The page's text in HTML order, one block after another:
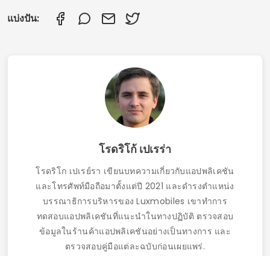
โรดริโก เปเรย์รา เขียนบทความเกี่ยวกับแอปพลิเคชัน
ทดสอบแอปพลิเคชันที่แนะนำในทางปฏิบัติ ตรวจสอบ
ข้อมูลในร้านค้าแอปพลิเคชันอย่างเป็นทางการ และ
ตรวจสอบคู่มือแต่ละฉบับก่อนเผยแพร่.
บทความที่เกี่ยวข้อง